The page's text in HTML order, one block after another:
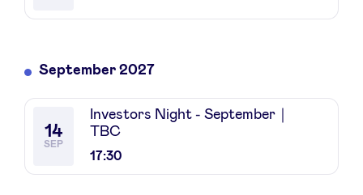
September 2027
14
SEP
17:30
Investors Night - September｜
TBC